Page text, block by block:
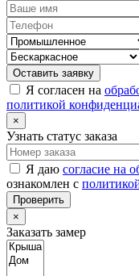
Оставить заявку
Я согласен на
политикой
×
Узнать статус заказа
Я даю согласие на
ознакомлен с
Проверить
×
Заказать замер